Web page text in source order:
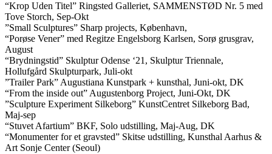
“Krop Uden Titel” Ringsted Galleriet, SAMMENSTØD Nr. 5 med
Tove Storch, Sep-Okt
”Small Sculptures” Sharp projects, København,
“Porøse Vener” med Regitze Engelsborg Karlsen, Sorø grusgrav,
August
“Brydningstid” Skulptur Odense ‘21, Skulptur Triennale,
Hollufgård Skulpturpark, Juli-okt
”Trailer Park” Augustiana Kunstpark + kunsthal, Juni-okt, DK
“From the inside out” Augustenborg Project, Juni-Okt, DK
”Sculpture Experiment Silkeborg” KunstCentret Silkeborg Bad,
Maj-sep
“Stuvet Afartium” BKF, Solo udstilling, Maj-Aug, DK
“Monumenter for et gravsted” Skitse udstilling, Kunsthal Aarhus &
Art Sonje Center (Seoul)